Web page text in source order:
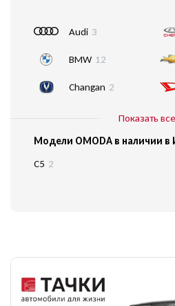
Audi 3
BMW 12
Changan 2
Показать все
Модели OMODA в наличии в
C5 2